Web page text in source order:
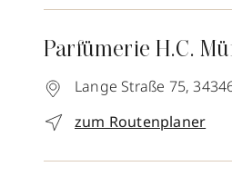
Parfümerie H.C.
Lange Straße 75,
zum Routenplaner